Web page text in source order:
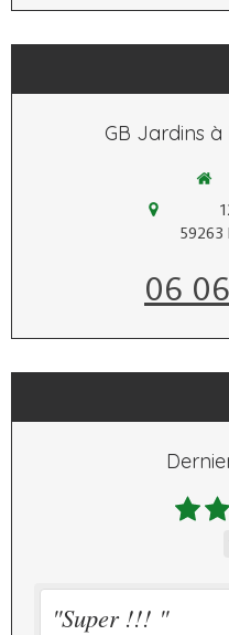
GB Jardins
59263
06
"Super !!! "